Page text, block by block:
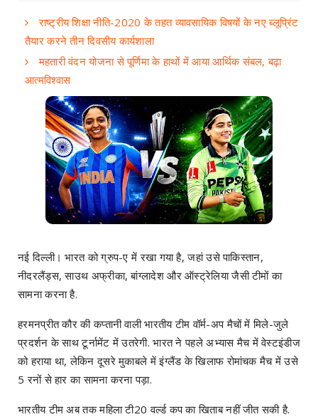
राष्ट्रीय शिक्षा नीति-2020 के तहत व्यावसायिक विषयों के नए ब्लूप्रिंट
तैयार करने तीन दिवसीय कार्यशाला
महतारी वंदन योजना से पूर्णिमा के हाथों में आया आर्थिक संबल, बढ़ा
आत्मविश्वास
नई दिल्ली। भारत को ग्रुप-ए में रखा गया है, जहां उसे पाकिस्तान,
नीदरलैंड्स, साउथ अफ्रीका, बांग्लादेश और ऑस्ट्रेलिया जैसी टीमों का
सामना करना है.
हरमनप्रीत कौर की कप्तानी वाली भारतीय टीम वॉर्म-अप मैचों में मिले-जुले
प्रदर्शन के साथ टूर्नामेंट में उतरेगी. भारत ने पहले अभ्यास मैच में वेस्टइंडीज
को हराया था, लेकिन दूसरे मुकाबले में इंग्लैंड के खिलाफ रोमांचक मैच में उसे
5 रनों से हार का सामना करना पड़ा.
भारतीय टीम अब तक महिला टी20 वर्ल्ड कप का खिताब नहीं जीत सकी है.